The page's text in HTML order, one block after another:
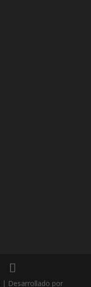
| Desarrollado por